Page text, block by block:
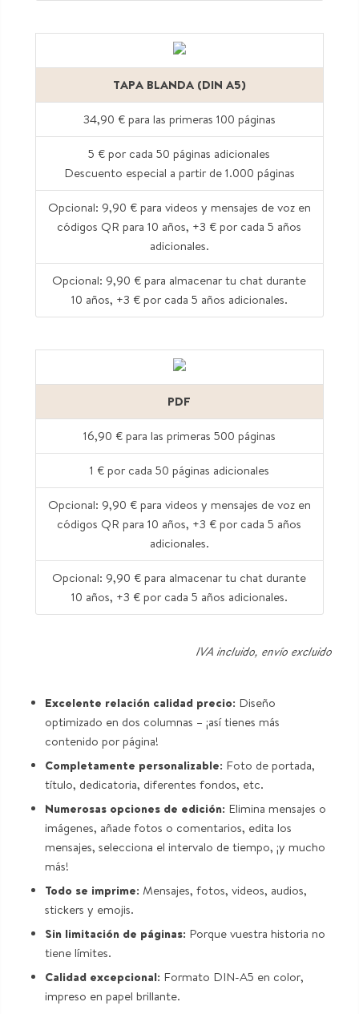
TAPA BLANDA (DIN A5)
34,90 € para las primeras 100 páginas
5 € por cada 50 páginas adicionales
Descuento especial a partir de 1.000 páginas
Opcional: 9,90 € para videos y mensajes de voz en
códigos QR para 10 años, +3 € por cada 5 años
adicionales.
Opcional: 9,90 € para almacenar tu chat durante
10 años, +3 € por cada 5 años adicionales.
PDF
16,90 € para las primeras 500 páginas
1 € por cada 50 páginas adicionales
Opcional: 9,90 € para videos y mensajes de voz en
códigos QR para 10 años, +3 € por cada 5 años
adicionales.
Opcional: 9,90 € para almacenar tu chat durante
10 años, +3 € por cada 5 años adicionales.
IVA incluido, envío excluido
Excelente relación calidad precio: Diseño
optimizado en dos columnas – ¡así tienes más
contenido por página!
Completamente personalizable: Foto de portada,
título, dedicatoria, diferentes fondos, etc.
Numerosas opciones de edición: Elimina mensajes o
imágenes, añade fotos o comentarios, edita los
mensajes, selecciona el intervalo de tiempo, ¡y mucho
más!
Todo se imprime: Mensajes, fotos, videos, audios,
stickers y emojis.
Sin limitación de páginas: Porque vuestra historia no
tiene límites.
Calidad excepcional: Formato DIN-A5 en color,
impreso en papel brillante.